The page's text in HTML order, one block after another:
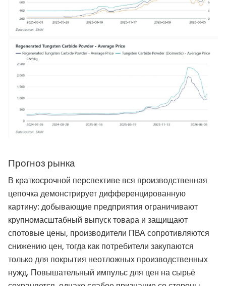
Прогноз рынка
В краткосрочной перспективе вся производственная
цепочка демонстрирует дифференцированную
картину: добывающие предприятия ограничивают
крупномасштабный выпуск товара и защищают
спотовые цены, производители ПВА сопротивляются
снижению цен, тогда как потребители закупаются
только для покрытия неотложных производственных
нужд. Повышательный импульс для цен на сырьё